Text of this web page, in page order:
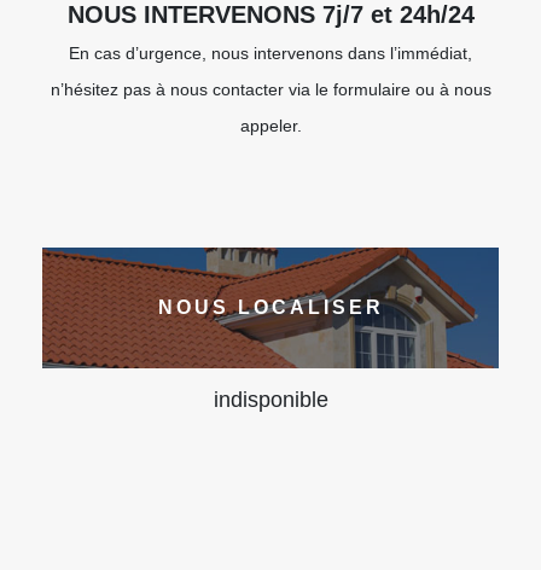
NOUS INTERVENONS 7j/7 et 24h/24
En cas d’urgence, nous intervenons dans l’immédiat,
n’hésitez pas à nous contacter via le formulaire ou à nous
appeler.
NOUS LOCALISER
indisponible